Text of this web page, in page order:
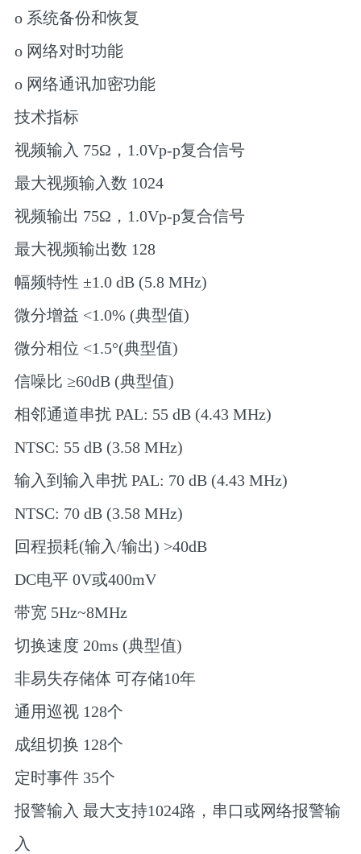
o 系统备份和恢复
o 网络对时功能
o 网络通讯加密功能
技术指标
视频输入 75Ω，1.0Vp-p复合信号
最大视频输入数 1024
视频输出 75Ω，1.0Vp-p复合信号
最大视频输出数 128
幅频特性 ±1.0 dB (5.8 MHz)
微分增益 <1.0% (典型值)
微分相位 <1.5°(典型值)
信噪比 ≥60dB (典型值)
相邻通道串扰 PAL: 55 dB (4.43 MHz)
NTSC: 55 dB (3.58 MHz)
输入到输入串扰 PAL: 70 dB (4.43 MHz)
NTSC: 70 dB (3.58 MHz)
回程损耗(输入/输出) >40dB
DC电平 0V或400mV
带宽 5Hz~8MHz
切换速度 20ms (典型值)
非易失存储体 可存储10年
通用巡视 128个
成组切换 128个
定时事件 35个
报警输入 最大支持1024路，串口或网络报警输
入